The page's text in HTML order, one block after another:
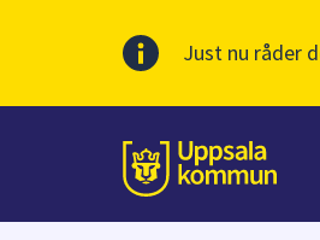
Just nu råder
Till sidans
huvudinnehåll